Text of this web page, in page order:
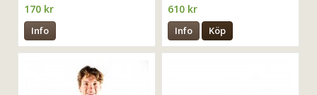
170 kr
Info
610 kr
Info Köp